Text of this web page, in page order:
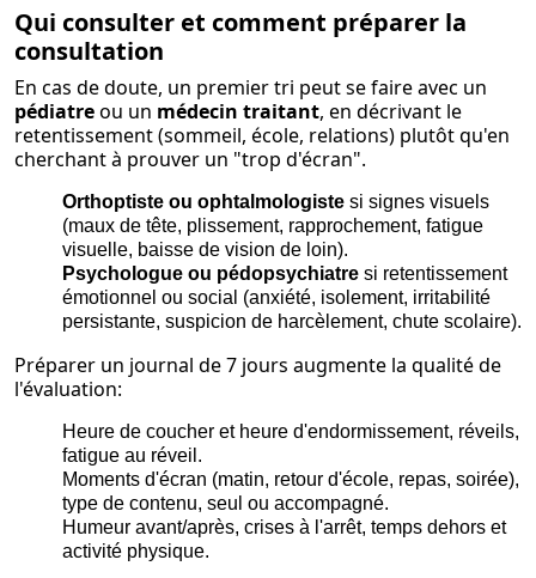
Qui consulter et comment préparer la
consultation
En cas de doute, un premier tri peut se faire avec un
pédiatreou un médecin traitant, en décrivant le
retentissement (sommeil, école, relations) plutôt qu'en
cherchant à prouver un "trop d'écran".
Orthoptiste ou ophtalmologiste si signes visuels
(maux de tête, plissement, rapprochement, fatigue
visuelle, baisse de vision de loin).
Psychologue ou pédopsychiatre si retentissement
émotionnel ou social (anxiété, isolement, irritabilité
persistante, suspicion de harcèlement, chute scolaire).
Préparer un journal de 7 jours augmente la qualité de
l'évaluation:
Heure de coucher et heure d'endormissement, réveils,
fatigue au réveil.
Moments d'écran (matin, retour d'école, repas, soirée),
type de contenu, seul ou accompagné.
Humeur avant/après, crises à l'arrêt, temps dehors et
activité physique.